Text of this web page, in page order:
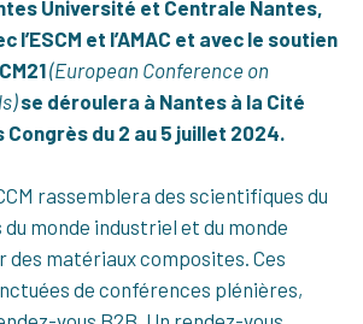
Université et Centrale Nantes,
l’ESCM et l’AMAC et avec le soutien
(European Conference on
se déroulera à Nantes à la Cité
du 2 au 5 juillet 2024.
rassemblera des scientifiques du
monde industriel et du monde
des matériaux composites. Ces
de conférences plénières,